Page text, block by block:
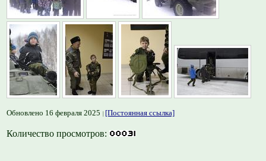
Обновлено 16 февраля 2025 [Постоянная ссылка]
Количество просмотров: